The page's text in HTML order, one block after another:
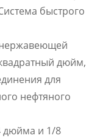
быстрого
дюйм,
для
нефтяного
дюйма и 1/8